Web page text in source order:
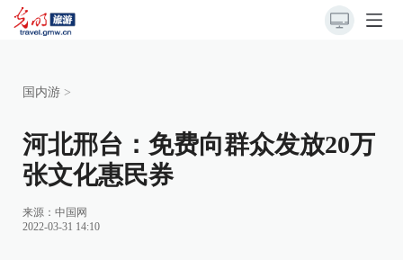
国内游 >
河北邢台：免费向群众发放20万
张文化惠民券
来源： 中国网
2022-03-31 14:10